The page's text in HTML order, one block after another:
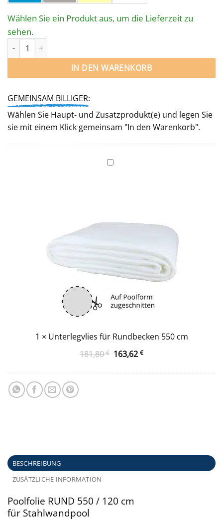
Wählen Sie ein Produkt aus, um die Lieferzeit zu
sehen.
Poolfolie RUND 550 / 120 cm für Stahlwandpool Menge
IN DEN WARENKORB
GEMEINSAM BILLIGER:
Wählen Sie Haupt- und Zusatzprodukt(e) und legen Sie
sie mit einem Klick gemeinsam "In den Warenkorb".
Unterlegvlies
1 × Unterlegvlies für Rundbecken 550 cm
181,80€ Ursprünglicher
163,62€Aktueller
BESCHREIBUNG
ZUSÄTZLICHE INFORMATION
Poolfolie RUND 550 / 120 cm
für Stahlwandpool